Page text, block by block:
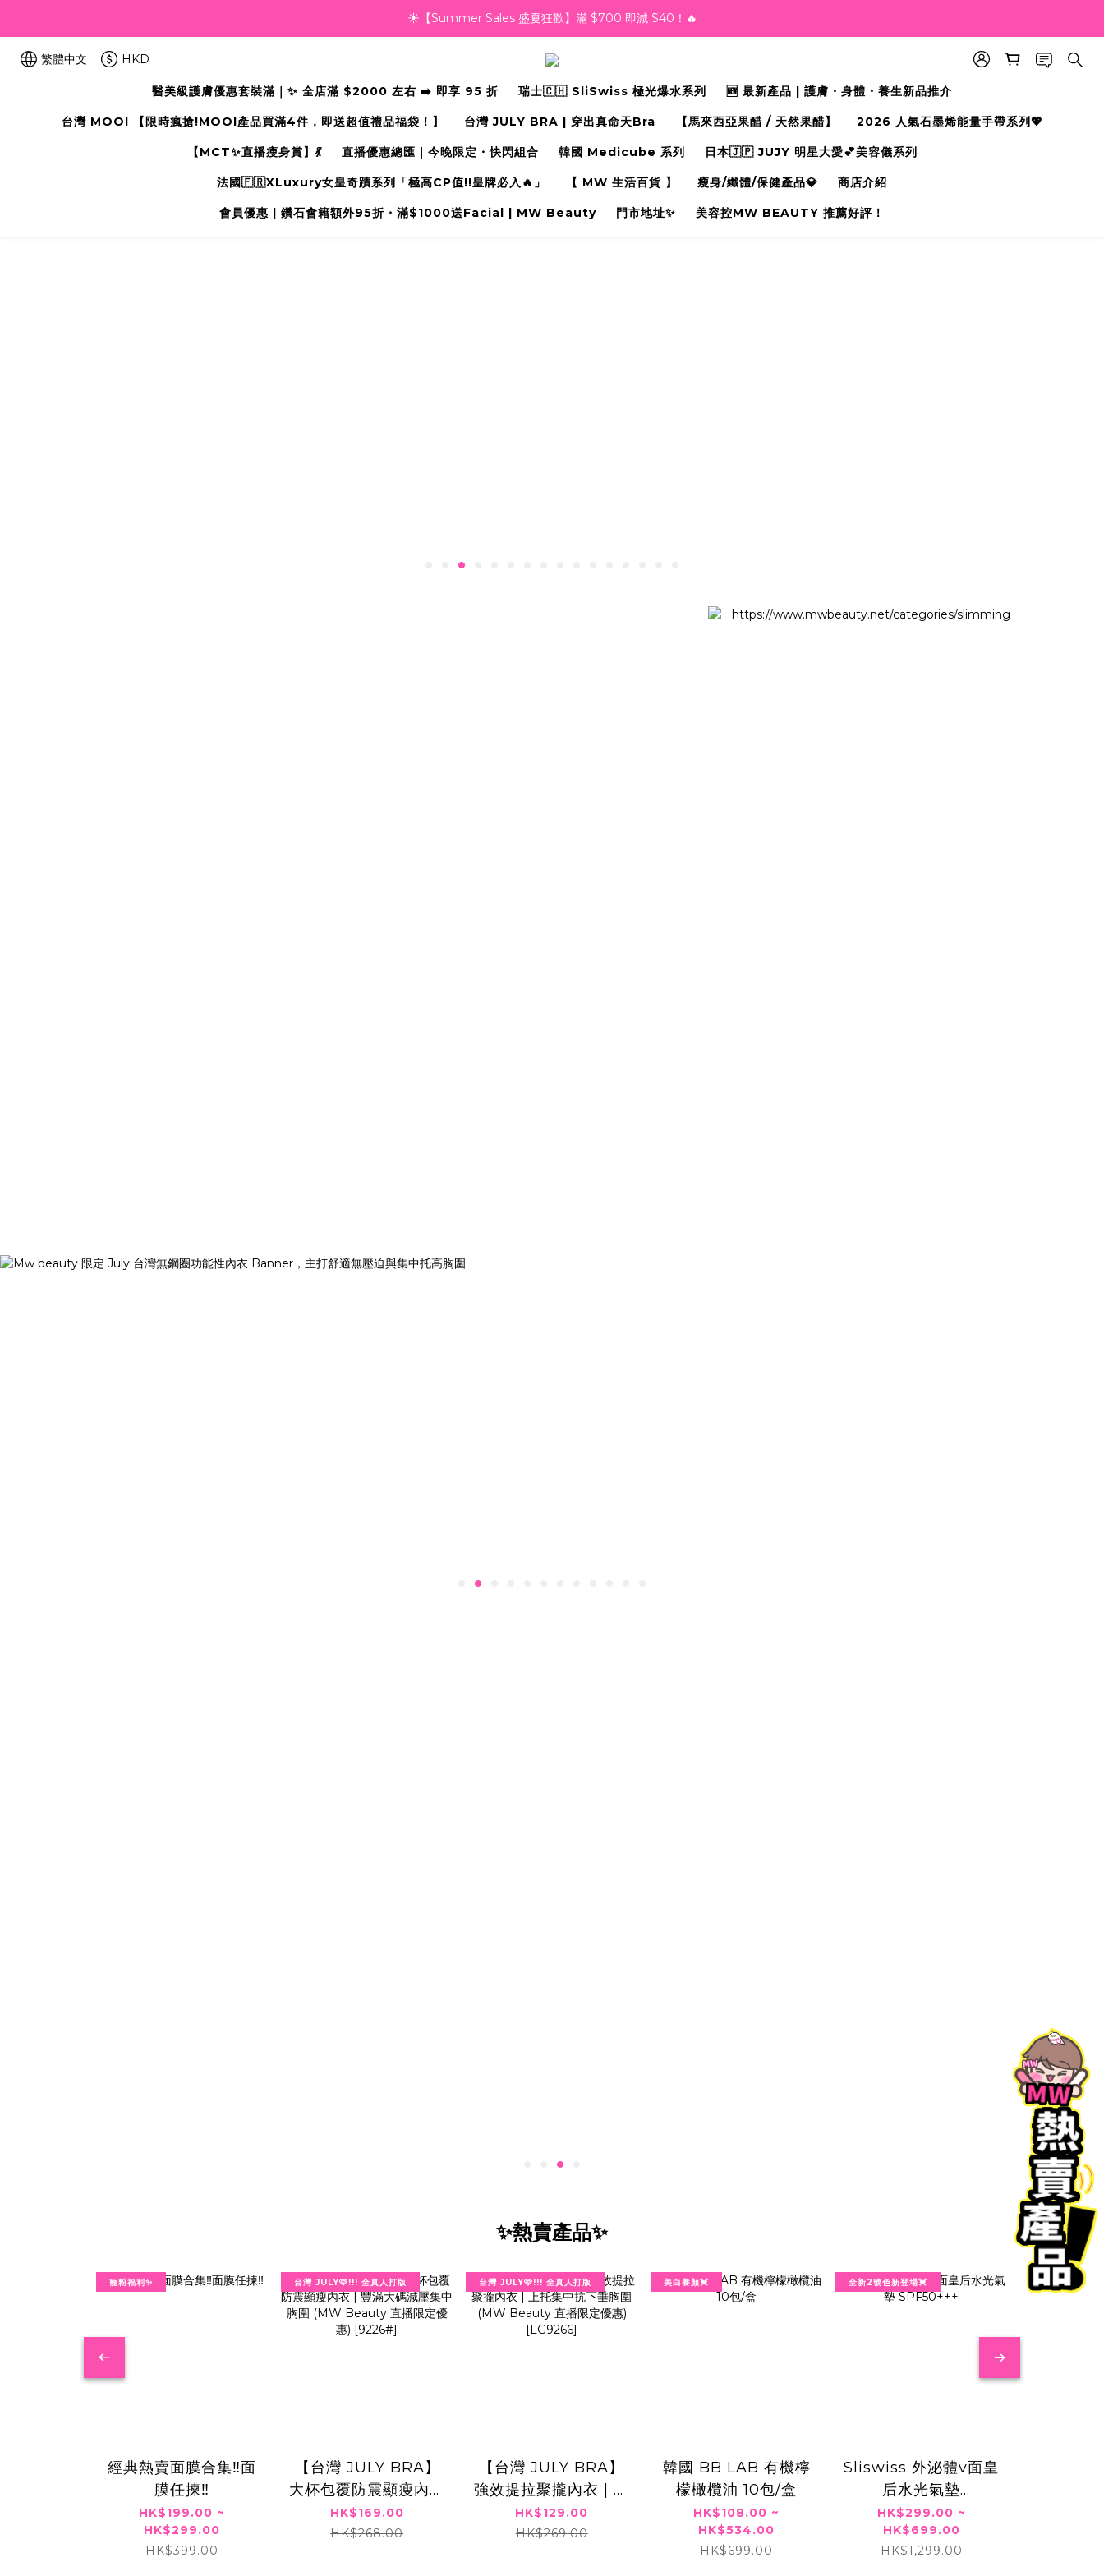
越買越抵‼️滿$2000額外九五折‼️
☀️【Summer Sales 盛夏狂歡】滿 $700 即減 $40！🔥
滿千即送你免費美容療程🎁
越買越抵‼️滿$2000額外九五折‼️
繁體中文 HKD
醫美級護膚優惠套裝滿｜✨ 全店滿 $2000 左右 ➡️ 即享 95 折 瑞士🇨🇭 SliSwiss 極光爆水系列 🆕 最新產品 | 護膚・身體・養生新品推介
台灣 MOOI 【限時瘋搶!MOOI產品買滿4件，即送超值禮品福袋！】 台灣 JULY BRA | 穿出真命天Bra⁠ 【馬來西亞果醋 / 天然果醋】 2026 人氣石墨烯能量手帶系列💖
【MCT✨直播瘦身賞】💃 直播優惠總匯｜今晚限定・快閃組合 韓國 Medicube 系列 日本🇯🇵 JUJY 明星大愛💕美容儀系列
法國🇫🇷XLuxury女皇奇蹟系列「極高CP值!!皇牌必入🔥」 【 MW 生活百貨 】 瘦身/纖體/保健產品💎 商店介紹
會員優惠 | 鑽石會籍額外95折・滿$1000送Facial | MW Beauty 門市地址✨ 美容控MW BEAUTY 推薦好評！
✨熱賣產品✨
寵粉福利✨
經典熱賣面膜合集‼️面
膜任揀‼️
HK$199.00 ~
HK$299.00
HK$399.00
台灣 JULY🩷!!! 全真人打版
⁠【台灣 JULY BRA】
大杯包覆防震顯瘦內衣
| 豐滿大碼減壓集中胸
圍 (MW Beauty 直播
HK$169.00
HK$268.00
台灣 JULY🩷!!! 全真人打版
【台灣 JULY BRA】
強效提拉聚攏內衣 | 上
托集中抗下垂胸圍
(MW Beauty 直播限
HK$129.00
HK$269.00
美白養顏💓
韓國 BB LAB 有機檸
檬橄欖油 10包/盒
HK$108.00 ~
HK$534.00
HK$699.00
全新2號色新登場💓
Sliswiss 外泌體v面皇
后水光氣墊
SPF50+++
HK$299.00 ~
HK$699.00
HK$1,299.00
韓國熱賣🔥